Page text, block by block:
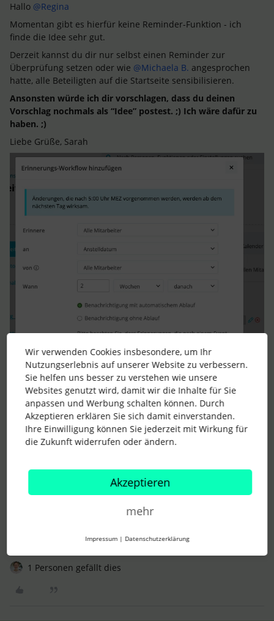
Hallo @Regina
Momentan gibt es hierfür keine Reminder-Funktion - ich
finde die Idee sehr gut.
Derzeit kannst du dir nur selbst einen Reminder zur
Überprüfung setzen oder wie @Michaela B. angesprochen
hatte, alle Beteiligten auf die Startseite sensibilisieren.
Ansonsten würde ich dir vorschlagen, dass du deinen
Vorschlag nochmals als “Idee” postest. ;) Ich wäre dafür zu
haben. ;)
Liebe Grüße, Sarah
Schau mal hier gibt es einen Best Practice Post, sehr
interessant ;)
1 Personen gefällt dies
Wir verwenden Cookies insbesondere, um Ihr
Nutzungserlebnis auf unserer Website zu verbessern.
Sie helfen uns besser zu verstehen wie unsere
Websites genutzt wird, damit wir die Inhalte für Sie
anpassen und Werbung schalten können. Durch
Akzeptieren erklären Sie sich damit einverstanden.
Ihre Einwilligung können Sie jederzeit mit Wirkung für
die Zukunft widerrufen oder ändern.
Akzeptieren
mehr
Impressum | Datenschutzerklärung